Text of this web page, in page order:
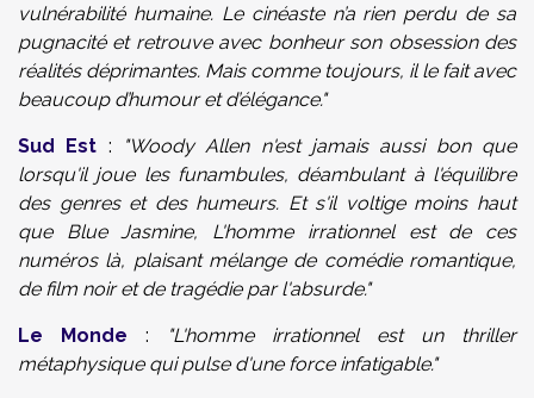
vulnérabilité humaine. Le cinéaste n’a rien perdu de sa
pugnacité et retrouve avec bonheur son obsession des
réalités déprimantes. Mais comme toujours, il le fait avec
beaucoup d’humour et d’élégance."
Sud Est :
"Woody Allen n'est jamais aussi bon que
lorsqu'il joue les funambules, déambulant à l'équilibre
des genres et des humeurs. Et s'il voltige moins haut
que Blue Jasmine, L'homme irrationnel est de ces
numéros là, plaisant mélange de comédie romantique,
de film noir et de tragédie par l'absurde."
Le Monde :
"L'homme irrationnel est un thriller
métaphysique qui pulse d'une force infatigable."